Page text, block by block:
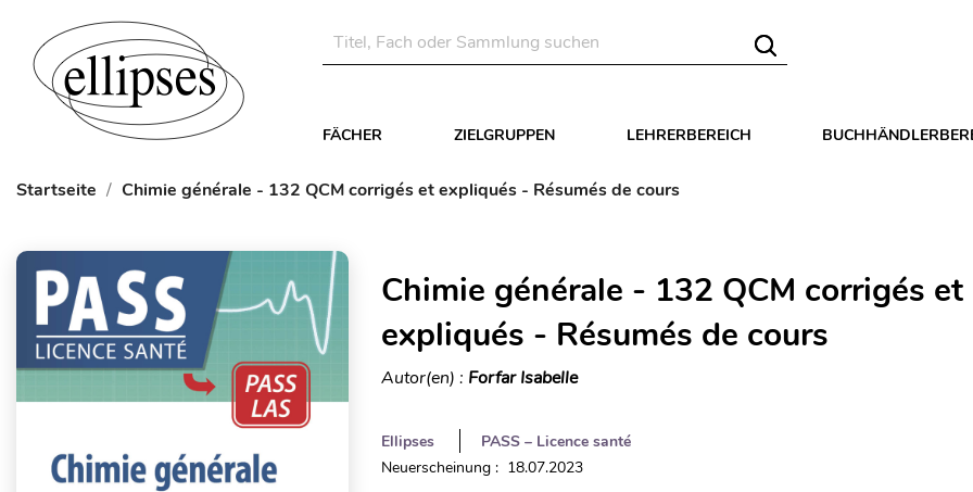
FÄCHER ZIELGRUPPEN LEHRERBEREICH
Startseite Chimie générale - 132 QCM corrigés et expliqués - Résumés de cours
Chimie générale - 132 QCM corrigés et
expliqués - Résumés de cours
Autor(en) : Forfar Isabelle
Ellipses
PASS – Licence santé
Neuerscheinung : 18.07.2023